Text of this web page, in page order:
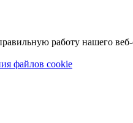
работу нашего веб-
файлов cookie